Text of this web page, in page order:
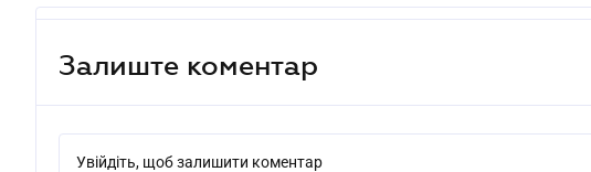
Залиште коментар
Увійдіть, щоб залишити коментар